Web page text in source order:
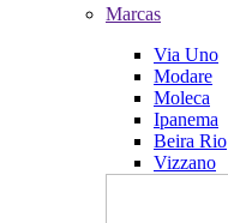
Marcas
Via Uno
Modare
Moleca
Ipanema
Beira Rio
Vizzano